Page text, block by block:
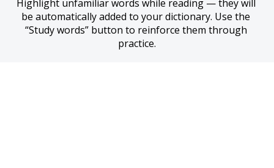
Highlight unfamiliar words while reading — they will
be automatically added to your dictionary. Use the
“Study words” button to reinforce them through
practice.